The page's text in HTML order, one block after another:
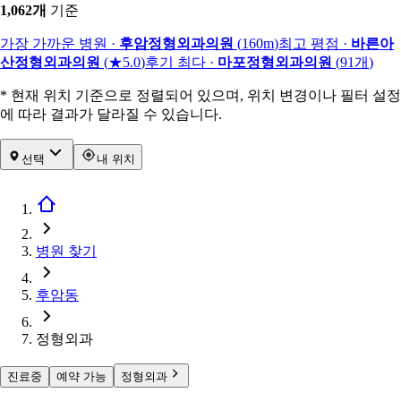
1,062개 기준
가장 가까운 병원 · 후암정형외과의원 (160m)최고 평점 · 바른아
산정형외과의원 (★5.0)후기 최다 · 마포정형외과의원 (91개)
* 현재 위치 기준으로 정렬되어 있으며, 위치 변경이나 필터 설정
에 따라 결과가 달라질 수 있습니다.
선택 내 위치
병원 찾기
후암동
정형외과
진료중 예약 가능 정형외과